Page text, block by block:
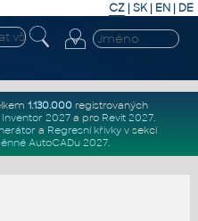
CZ | SK| EN | DE
1.130.000registrovaných
Inventor 2027a pro Revit 2027.
a Regresní křivkyv sekci
AutoCADu 2027.